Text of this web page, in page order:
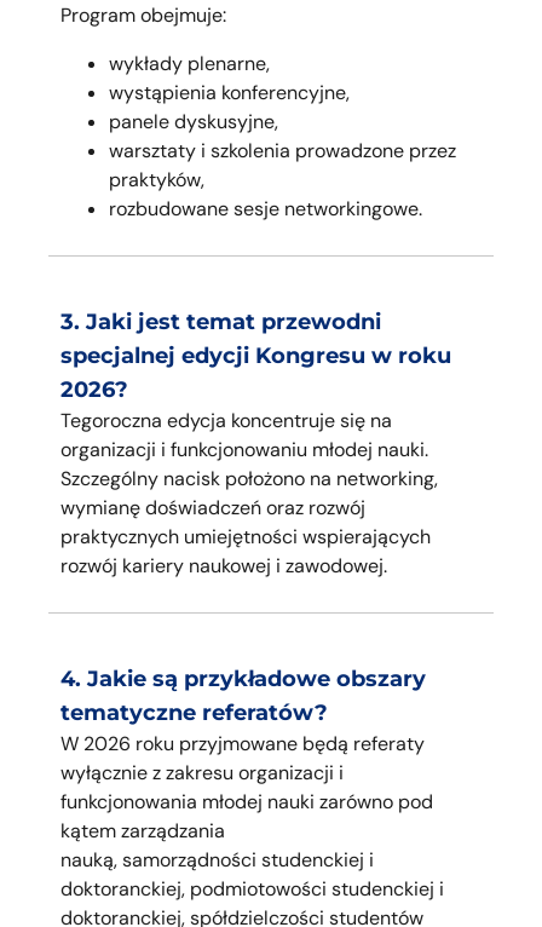
Program obejmuje:
wykłady plenarne,
wystąpienia konferencyjne,
panele dyskusyjne,
warsztaty i szkolenia prowadzone przez
praktyków,
rozbudowane sesje networkingowe.
3. Jaki jest temat przewodni
specjalnej edycji Kongresu w roku
2026?
Tegoroczna edycja koncentruje się na
organizacji i funkcjonowaniu młodej nauki.
Szczególny nacisk położono na networking,
wymianę doświadczeń oraz rozwój
praktycznych umiejętności wspierających
rozwój kariery naukowej i zawodowej.
4. Jakie są przykładowe obszary
tematyczne referatów?
W 2026 roku przyjmowane będą referaty
wyłącznie z zakresu organizacji i
funkcjonowania młodej nauki zarówno pod
kątem zarządzania
nauką,samorządności studenckiej i
doktoranckiej, podmiotowości studenckiej i
doktoranckiej, spółdzielczości studentów